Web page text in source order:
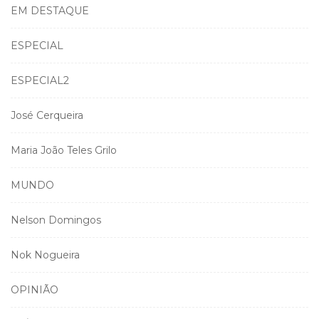
EM DESTAQUE
ESPECIAL
ESPECIAL2
José Cerqueira
Maria João Teles Grilo
MUNDO
Nelson Domingos
Nok Nogueira
OPINIÃO